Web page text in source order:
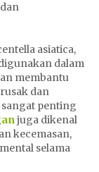
asiatica,
dalam
membantu
dan
penting
juga dikenal
kecemasan,
selama